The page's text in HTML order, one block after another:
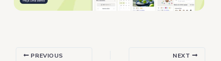
PREVIOUS NEXT